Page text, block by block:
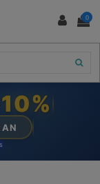
0
10%